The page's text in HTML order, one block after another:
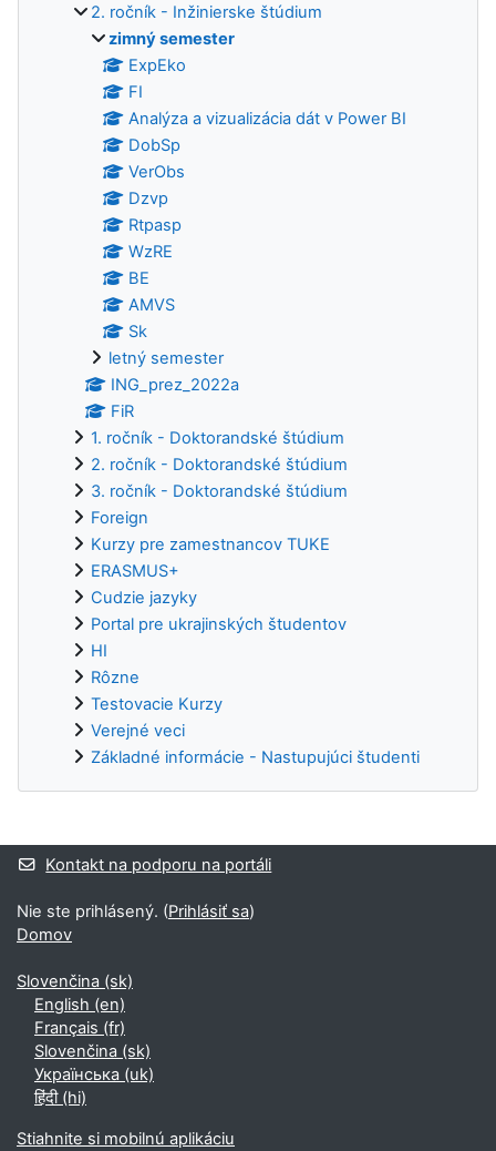
2. ročník - Inžinierske štúdium
zimný semester
ExpEko
FI
Analýza a vizualizácia dát v Power BI
DobSp
VerObs
Dzvp
Rtpasp
WzRE
BE
AMVS
Sk
letný semester
ING_prez_2022a
FiR
1. ročník - Doktorandské štúdium
2. ročník - Doktorandské štúdium
3. ročník - Doktorandské štúdium
Foreign
Kurzy pre zamestnancov TUKE
ERASMUS+
Cudzie jazyky
Portal pre ukrajinských študentov
HI
Rôzne
Testovacie Kurzy
Verejné veci
Základné informácie - Nastupujúci študenti
Dodatočné bloky
Kontakt na podporu na portáli
Nie ste prihlásený. (Prihlásiť sa)
Domov
Slovenčina ‎(sk)‎
English ‎(en)‎
Français ‎(fr)‎
Slovenčina ‎(sk)‎
Українська ‎(uk)‎
हिंदी ‎(hi)‎
Stiahnite si mobilnú aplikáciu